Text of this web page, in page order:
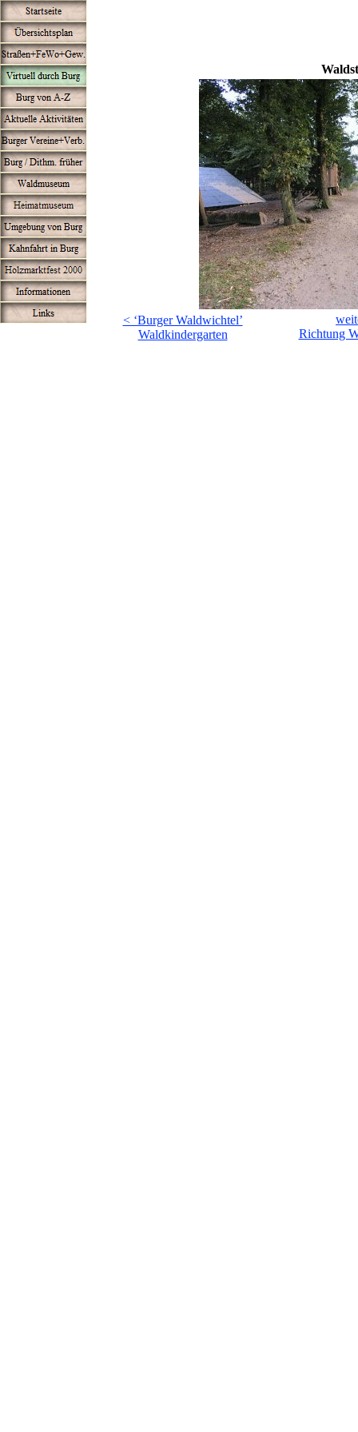
< ‘Burger Waldwichtel’
Waldkindergarten
Richtung